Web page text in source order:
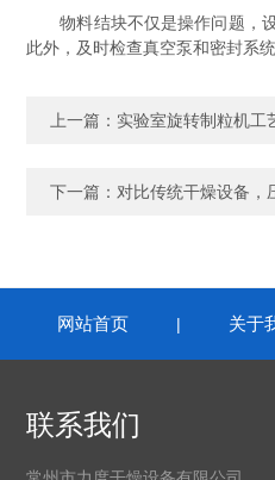
物料结块不仅是操作问题，设
此外，及时检查真空泵和密封系
上一篇： 实验室旋转制粒机工
下一篇： 对比传统干燥设备，
网站首页 | 关于
联系我们